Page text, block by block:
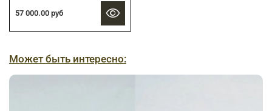
57 000.00 руб
Может быть интересно: